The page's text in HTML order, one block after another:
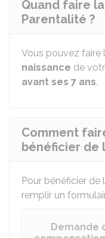
Quand faire
Parentalité ?
Vous pouvez faire
naissance de
avant ses 7 ans.
Comment
bénéficier de
Pour bénéficier de
remplir un
Demande